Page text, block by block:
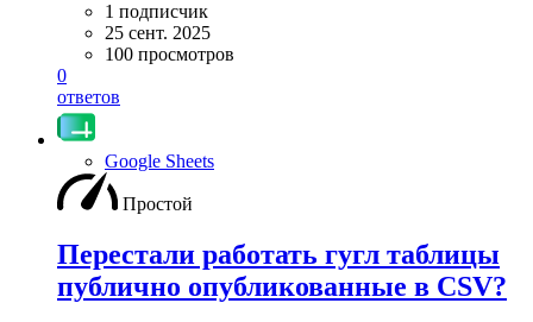
1 подписчик
25 сент. 2025
100 просмотров
0
ответов
Google Sheets
Простой
Перестали работать гугл таблицы
публично опубликованные в CSV?